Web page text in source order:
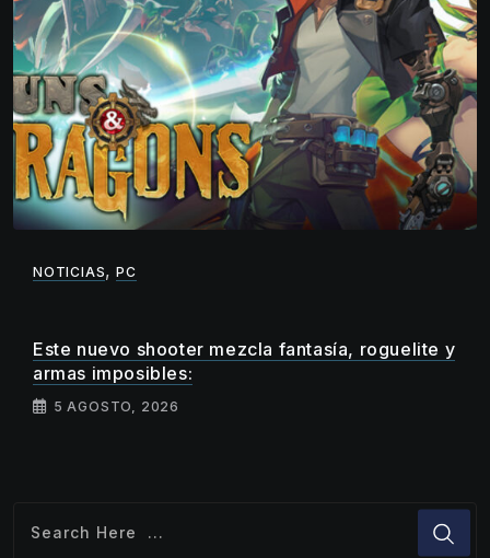
NOTICIAS,PC
Este nuevo shooter mezcla fantasía, roguelite y
armas imposibles:
5 AGOSTO, 2026